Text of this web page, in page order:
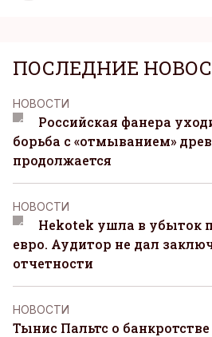
ПОСЛЕДНИЕ
НОВОСТИ
Российская фанера
борьба с «отмыванием»
продолжается
НОВОСТИ
Hekotek ушла в убыток
евро. Аудитор не дал
отчетности
НОВОСТИ
Тынис Пальтс о